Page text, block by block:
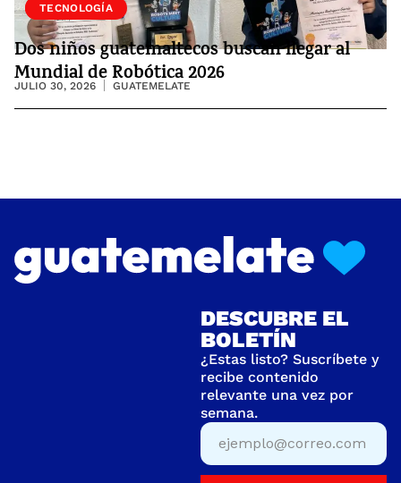
SOCIEDAD
TECNOLOGÍA
Dos niños guatemaltecos buscan llegar al
Mundial de Robótica 2026
JULIO 30, 2026 GUATEMELATE
DESCUBRE EL
BOLETÍN
¿Estas listo? Suscríbete y
recibe contenido
relevante una vez por
semana.